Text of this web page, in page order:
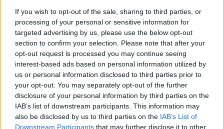
If you wish to opt-out of the sale, sharing to third parties, or
processing of your personal or sensitive information for
targeted advertising by us, please use the below opt-out
section to confirm your selection. Please note that after your
opt-out request is processed you may continue seeing
interest-based ads based on personal information utilized by
us or personal information disclosed to third parties prior to
your opt-out. You may separately opt-out of the further
disclosure of your personal information by third parties on the
IAB’s list of downstream participants. This information may
also be disclosed by us to third parties on the IAB’s List of
Downstream Participants that may further disclose it to other